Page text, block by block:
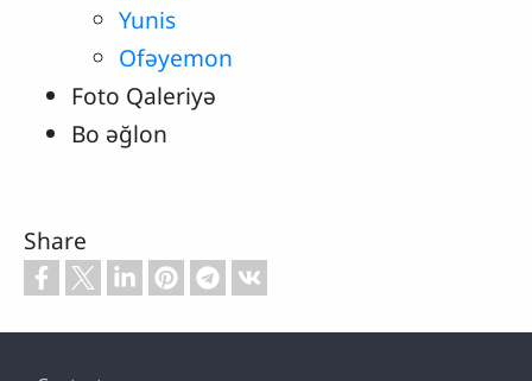
Yunis
Ofəyemon
Foto Qaleriyə
Bo əğlon
Share
Footer